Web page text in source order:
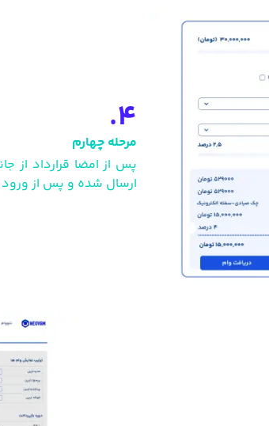
4.
مرحله چهارم
پس از امضا قرارداد از
ارسال شده و پس از ورود